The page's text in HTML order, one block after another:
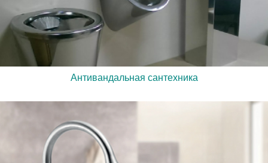
Антивандальная сантехника